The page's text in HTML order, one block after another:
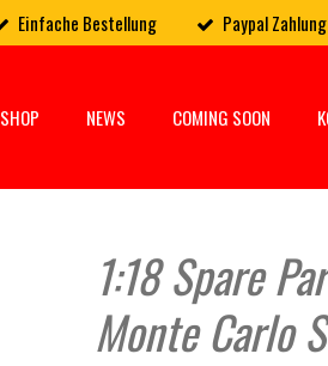
Einfache Bestellung Paypal Zahlung
SHOP NEWS COMING SOON
1:18 Spare
Monte Carlo